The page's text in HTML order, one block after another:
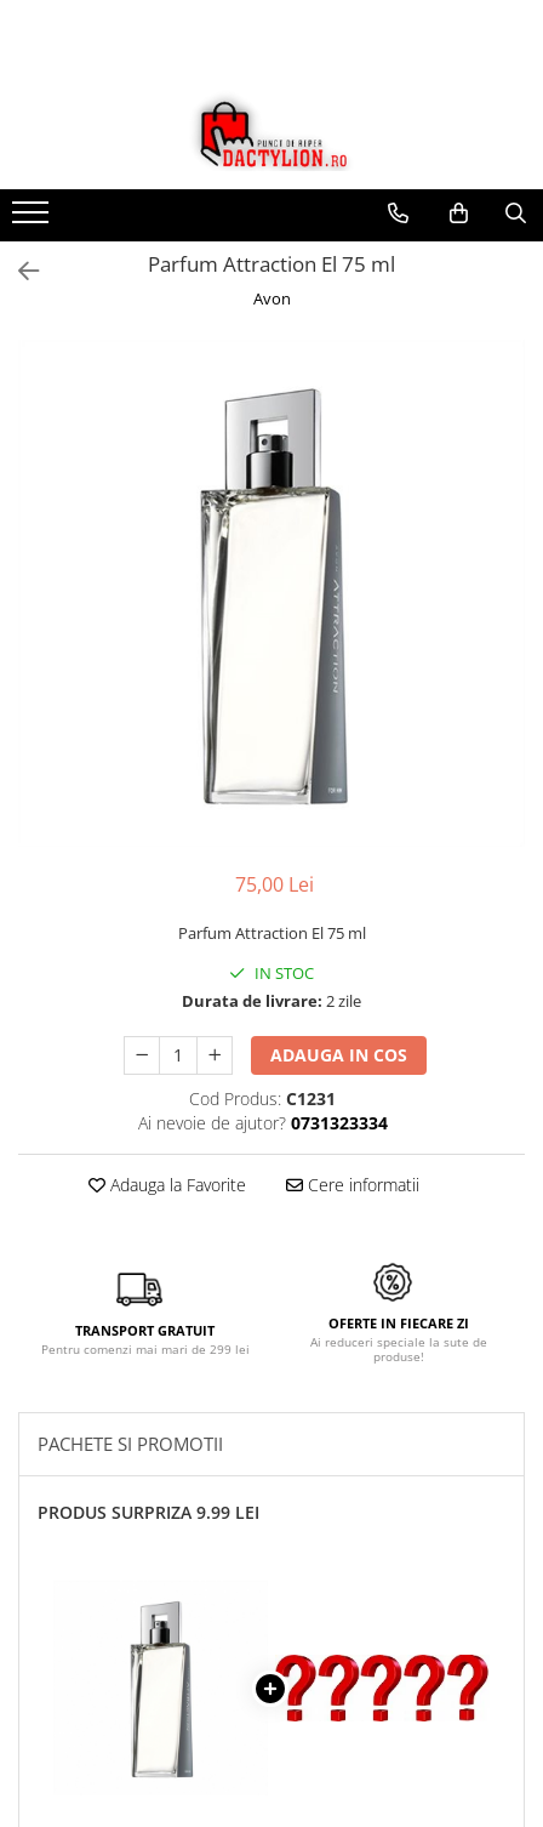
Parfum Attraction El 75 ml
Avon
75,00 Lei
Parfum Attraction El 75 ml
IN STOC
Durata de livrare: 2 zile
ADAUGA IN COS
Cod Produs: C1231
Ai nevoie de ajutor? 0731323334
Adauga la Favorite Cere informatii
TRANSPORT GRATUIT
Pentru comenzi mai mari de 299 lei
OFERTE IN FIECARE ZI
Ai reduceri speciale la sute de
produse!
PACHETE SI PROMOTII
PRODUS SURPRIZA 9.99 LEI